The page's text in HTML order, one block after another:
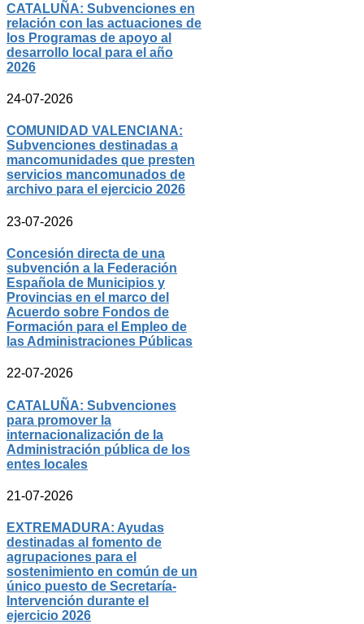
CATALUÑA: Subvenciones en
relación con las actuaciones de
los Programas de apoyo al
desarrollo local para el año
2026
24-07-2026
COMUNIDAD VALENCIANA:
Subvenciones destinadas a
mancomunidades que presten
servicios mancomunados de
archivo para el ejercicio 2026
23-07-2026
Concesión directa de una
subvención a la Federación
Española de Municipios y
Provincias en el marco del
Acuerdo sobre Fondos de
Formación para el Empleo de
las Administraciones Públicas
22-07-2026
CATALUÑA: Subvenciones
para promover la
internacionalización de la
Administración pública de los
entes locales
21-07-2026
EXTREMADURA: Ayudas
destinadas al fomento de
agrupaciones para el
sostenimiento en común de un
único puesto de Secretaría-
Intervención durante el
ejercicio 2026